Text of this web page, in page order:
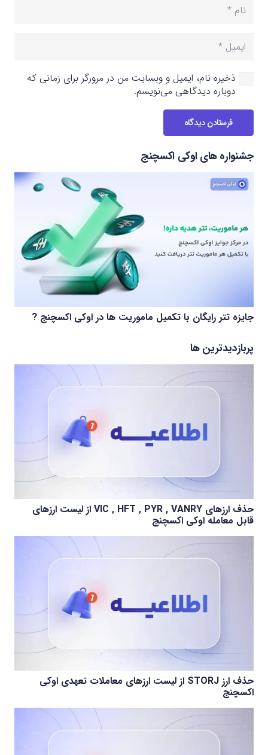
ذخیره نام، ایمیل و وبسایت من در مرورگر برای زمانی که
دوباره دیدگاهی می‌نویسم.
فرستادن دیدگاه
جشنواره های اوکی اکسچنج
جایزه تتر رایگان با تکمیل ماموریت ها در اوکی اکسچنج ?
پربازدیدترین ها
حذف ارزهای VIC , HFT , PYR , VANRY از لیست ارزهای
قابل معامله اوکی اکسچنج
حذف ارز STORJ از لیست ارزهای معاملات تعهدی اوکی
اکسچنج